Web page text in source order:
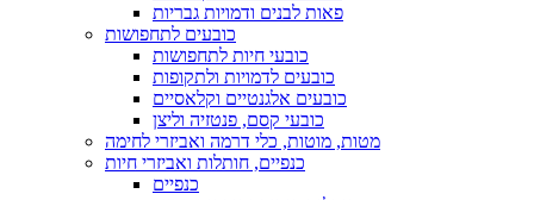
פאות לבנים ודמויות גבריות
כובעים לתחפושות
כובעי חיות לתחפושות
כובעים לדמויות ולתקופות
כובעים אלגנטיים וקלאסיים
כובעי קסם, פנטזיה וליצן
מטות, מוטות, כלי דרמה ואביזרי לחימה
כנפיים, חותלות ואביזרי חיות
כנפיים